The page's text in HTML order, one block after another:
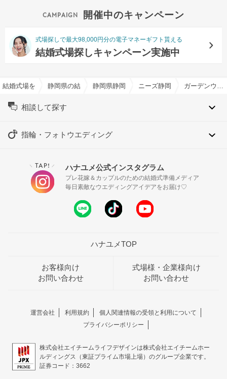
開催中のキャンペーン
式場探しで最大98,000円分の電子マネーギフト貰える
結婚式場探しキャンペーン実施中
結婚式場を探すならハナユメ
静岡県の結婚式場一覧静岡県静岡市の結婚式場一覧
ニーズ静岡 by T&G ガーデンウエディング特集
相談して探す
指輪・フォトウエディング
＼ TAP! ／ ハナユメ公式インスタグラム
プレ花嫁＆カップルのための結婚式準備メディア
毎日素敵なウエディングアイデアをお届け♡
ハナユメTOP
お客様向け
お問い合わせ
式場様・企業様向け
お問い合わせ
運営会社 利用規約
個人関連情報の受領と利用について
プライバシーポリシー
株式会社エイチームライフデザインは株式会社エイチームホー
ルディングス（東証プライム市場上場）のグループ企業です。
証券コード：3662